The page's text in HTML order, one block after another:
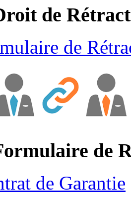
de
de
de
de Garantie